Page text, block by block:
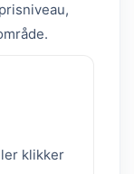
klikker